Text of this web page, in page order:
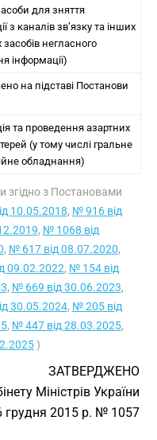
для зняття
з каналів зв’язку та інших
засобів негласного
інформації)
на підставі Постанови
та проведення азартних
(у тому числі гральне
обладнання)
згідно з Постановами
10.05.2018, № 916 від
, № 1068 від
, № 617 від 08.07.2020,
09.02.2022, № 154 від
, № 669 від 30.06.2023,
30.05.2024, № 205 від
, № 447 від 28.03.2025,
)
ЗАТВЕРДЖЕНО
Міністрів України
грудня 2015 р. № 1057